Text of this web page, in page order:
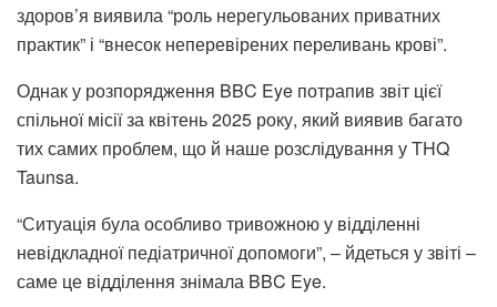
здоров’я виявила “роль нерегульованих приватних
практик” і “внесок неперевірених переливань крові”.
Однак у розпорядження BBC Eye потрапив звіт цієї
спільної місії за квітень 2025 року, який виявив багато
тих самих проблем, що й наше розслідування у THQ
Taunsa.
“Ситуація була особливо тривожною у відділенні
невідкладної педіатричної допомоги”, – йдеться у звіті –
саме це відділення знімала BBC Eye.